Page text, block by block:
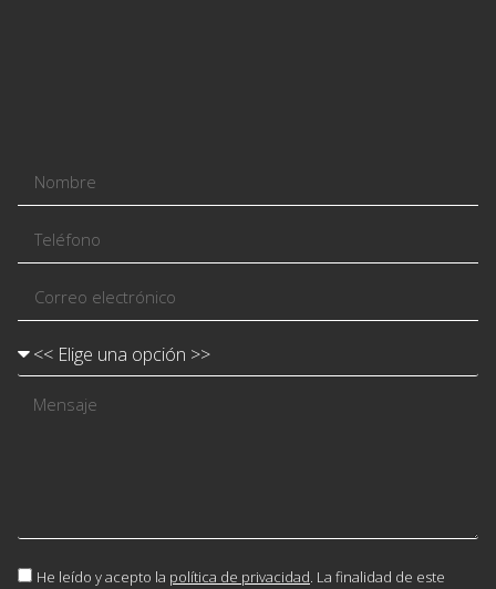
He leído y acepto la política de privacidad. La finalidad de este